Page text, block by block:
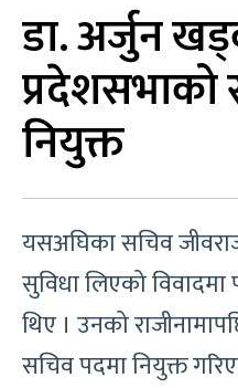
डा. अर्जुन
प्रदेशसभाको
नियुक्त
यसअघिका सचिव
सुविधा लिएको विवादमा
थिए । उनको
सचिव पदमा नियुक्त